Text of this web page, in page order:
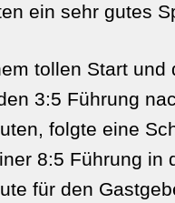
ein sehr gutes
tollen Start und
3:5 Führung
folgte eine
8:5 Führung in
für den